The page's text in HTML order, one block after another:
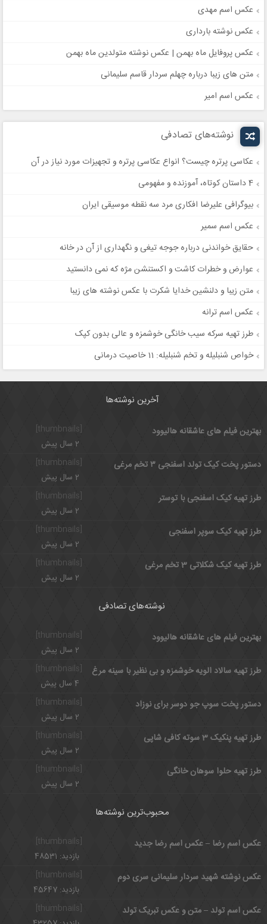
عکس اسم مهدی
عکس نوشته بارداری
عکس پروفایل ماه بهمن | عکس نوشته متولدین ماه بهمن
متن های زیبا درباره چهلم سردار قاسم سلیمانی
عکس اسم امیر
نوشته‌های تصادفی
عکاسی پرتره چیست؟ انواع عکاسی پرتره و تجهیزات مورد نیاز در آن
4 داستان کوتاه، آموزنده و مفهومی
بیوگرافی علیرضا افکاری مرد سه نقطه موسیقی ایران
عکس اسم سمیر
حقایق خواندنی درباره جوجه تیغی و نگهداری از آن در خانه
عوارض و خطرات کاشت و اکستنشن مژه که نمی دانستید
متن زیبا و دلنشین خدایا شکرت با عکس نوشته های زیبا
عکس اسم ترانه
طرز تهیه سرکه سیب خانگی خوشمزه و عالی بدون کپک
خواص شنبلیله و تخم شنبلیله: 11 خاصیت درمانی
آخرین نوشته‌ها
بهترین فیلم های عاشقانه هالیوود
2 سال پیش
[thumbnails]
دستور پخت کیک تولد اسفنجی ۳ تخم مرغی
2 سال پیش
طرز تهیه کیک اسفنجی با توستر
2 سال پیش
[thumbnails]
طرز تهیه کیک سوپر اسفنجی
2 سال پیش
طرز تهیه کیک شکلاتی 3 تخم مرغی
2 سال پیش
نوشته‌های تصادفی
[thumbnails] بهترین فیلم های عاشقانه هالیوود
2 سال پیش
طرز تهیه سالاد الویه خوشمزه و بی نظیر با سینه مرغ
4 سال پیش
[thumbnails]
دستور پخت سوپ جو دوسر برای نوزاد
2 سال پیش
طرز تهیه پنکیک 3 سوته کافی شاپی
2 سال پیش
طرز تهیه حلوا سوهان خانگی
2 سال پیش
محبوب‌ترین نوشته‌ها
عکس اسم رضا – عکس اسم رضا جدید
بازدید: 48531
[thumbnails]
عکس نوشته شهید سردار سلیمانی سری دوم
بازدید: 45647
عکس اسم تولد – متن و عکس تبریک تولد